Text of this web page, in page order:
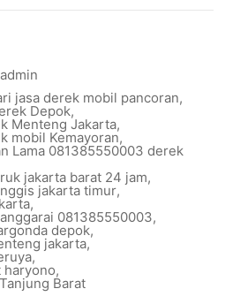
admin
jasa derek mobil pancoran,
Depok,
Menteng Jakarta,
mobil Kemayoran,
Lama 081385550003 derek
jakarta barat 24 jam,
jakarta timur,
,
081385550003,
depok,
jakarta,
,
haryono,
Barat